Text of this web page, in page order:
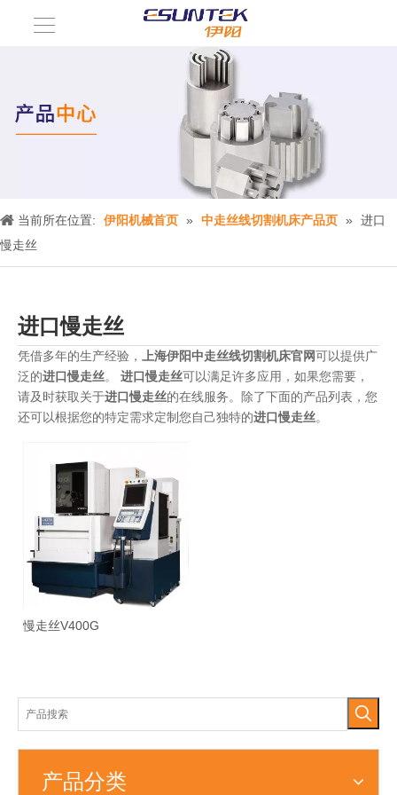
当前所在位置: 伊阳机械首页 » 中走丝线切割机床产品页 »
进口
慢走丝
进口慢走丝
凭借多年的生产经验， 上海伊阳中走丝线切割机床官网可以提供广
泛的进口慢走丝。 进口慢走丝可以满足许多应用，如果您需要，
请及时获取关于进口慢走丝的在线服务。除了下面的产品列表，您
还可以根据您的特定需求定制您自己独特的进口慢走丝。
慢走丝V400G
产品分类